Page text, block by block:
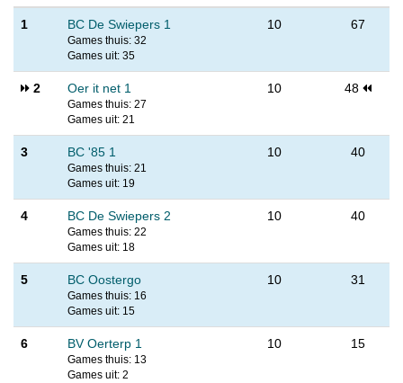
1 BC De Swiepers 1
Games thuis: 32
Games uit: 35
10 67
2 Oer it net 1
Games thuis: 27
Games uit: 21
10 48
3 BC '85 1
Games thuis: 21
Games uit: 19
10 40
4 BC De Swiepers 2
Games thuis: 22
Games uit: 18
10 40
5 BC Oostergo
Games thuis: 16
Games uit: 15
10 31
6 BV Oerterp 1
Games thuis: 13
Games uit: 2
10 15